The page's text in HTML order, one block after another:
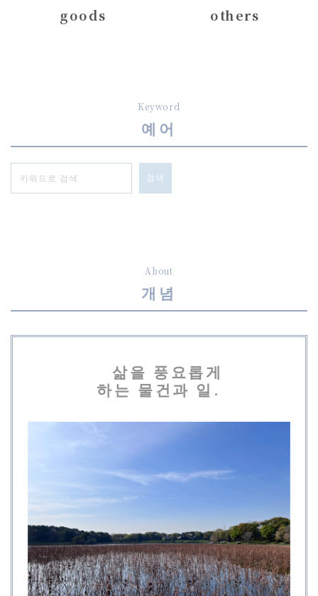
goods others
Keyword
예어
검색
About
개념
삶을 풍요롭게
하는 물건과 일.